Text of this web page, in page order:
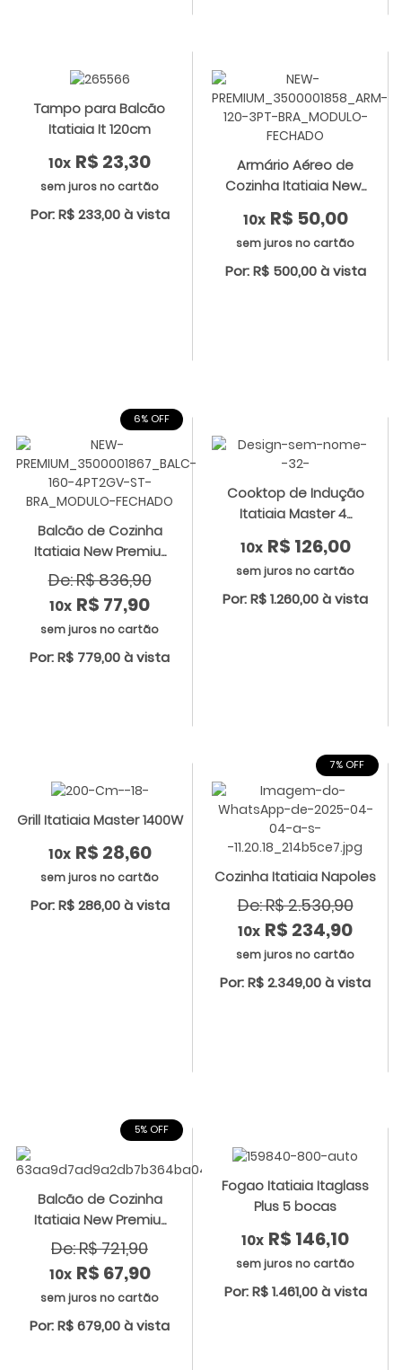
Tampo para Balcão
Itatiaia It 120cm
10x R$ 23,30
sem juros no cartão
Por: R$ 233,00 à vista
Armário Aéreo de
Cozinha Itatiaia New...
10x R$ 50,00
sem juros no cartão
Por: R$ 500,00 à vista
6% OFF
Balcão de Cozinha
Itatiaia New Premiu...
De: R$ 836,90
10x R$ 77,90
sem juros no cartão
Por: R$ 779,00 à vista
Cooktop de Indução
Itatiaia Master 4...
10x R$ 126,00
sem juros no cartão
Por: R$ 1.260,00 à vista
Grill Itatiaia Master 1400W
10x R$ 28,60
sem juros no cartão
Por: R$ 286,00 à vista
7% OFF
Cozinha Itatiaia Napoles
De: R$ 2.530,90
10x R$ 234,90
sem juros no cartão
Por: R$ 2.349,00 à vista
5% OFF
Balcão de Cozinha
Itatiaia New Premiu...
De: R$ 721,90
10x R$ 67,90
sem juros no cartão
Por: R$ 679,00 à vista
Fogao Itatiaia Itaglass
Plus 5 bocas
10x R$ 146,10
sem juros no cartão
Por: R$ 1.461,00 à vista